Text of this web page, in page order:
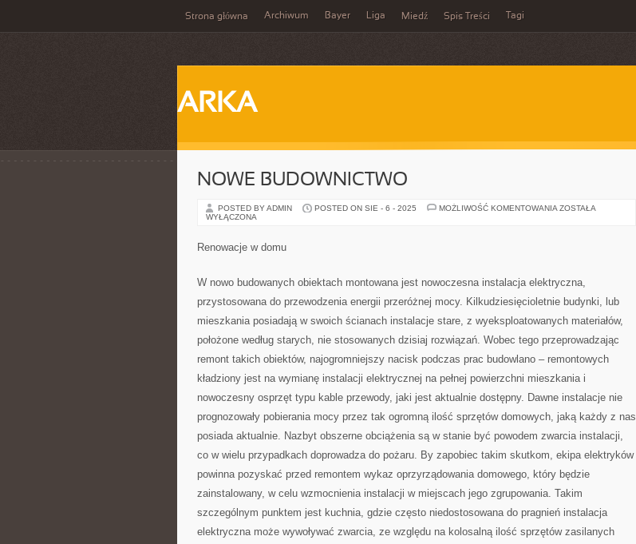
Strona główna Archiwum Bayer Liga Miedź Spis Treści Tagi
ARKA
NOWE BUDOWNICTWO
POSTED BY ADMIN POSTED ON SIE - 6 - 2025 MOŻLIWOŚĆ KOMENTOWANIA NOWE
ZOSTAŁA
WYŁĄCZONA
Renowacje w domu
W nowo budowanych obiektach montowana jest nowoczesna instalacja elektryczna,
przystosowana do przewodzenia energii przeróżnej mocy. Kilkudziesięcioletnie budynki, lub
mieszkania posiadają w swoich ścianach instalacje stare, z wyeksploatowanych materiałów,
położone według starych, nie stosowanych dzisiaj rozwiązań. Wobec tego przeprowadzając
remont takich obiektów, najogromniejszy nacisk podczas prac budowlano – remontowych
kładziony jest na wymianę instalacji elektrycznej na pełnej powierzchni mieszkania i
nowoczesny osprzęt typu kable przewody, jaki jest aktualnie dostępny. Dawne instalacje nie
prognozowały pobierania mocy przez tak ogromną ilość sprzętów domowych, jaką każdy z nas
posiada aktualnie. Nazbyt obszerne obciążenia są w stanie być powodem zwarcia instalacji,
co w wielu przypadkach doprowadza do pożaru. By zapobiec takim skutkom, ekipa elektryków
powinna pozyskać przed remontem wykaz oprzyrządowania domowego, który będzie
zainstalowany, w celu wzmocnienia instalacji w miejscach jego zgrupowania. Takim
szczególnym punktem jest kuchnia, gdzie często niedostosowana do pragnień instalacja
elektryczna może wywoływać zwarcia, ze względu na kolosalną ilość sprzętów zasilanych